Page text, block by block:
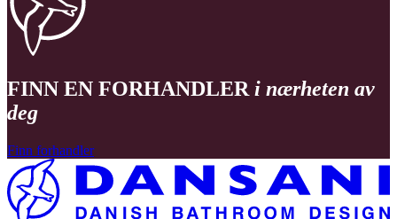
FINN EN FORHANDLER i nærheten av
deg
Finn forhandler